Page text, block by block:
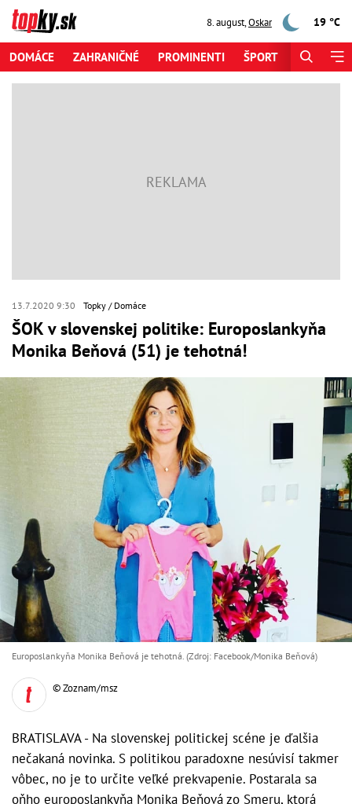
8. august,Oskar 19 °C
DOMÁCE ZAHRANIČNÉ PROMINENTI ŠPORT
13.7.2020 9:30 Topky Domáce
ŠOK v slovenskej politike: Europoslankyňa
Monika Beňová (51) je tehotná!
Europoslankyňa Monika Beňová je tehotná. (Zdroj: Facebook/Monika Beňová)
© Zoznam/msz
BRATISLAVA - Na slovenskej politickej scéne je ďalšia
nečakaná novinka. S politikou paradoxne nesúvisí takmer
vôbec, no je to určite veľké prekvapenie. Postarala sa
oňho europoslankyňa Monika Beňová zo Smeru, ktorá